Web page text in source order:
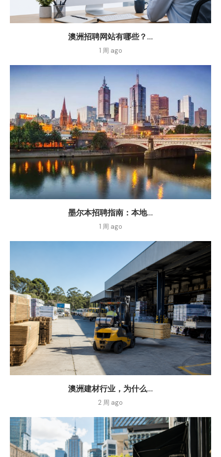
澳洲招聘网站有哪些？...
1 周 ago
墨尔本招聘指南：本地...
1 周 ago
澳洲建材行业，为什么...
2 周 ago